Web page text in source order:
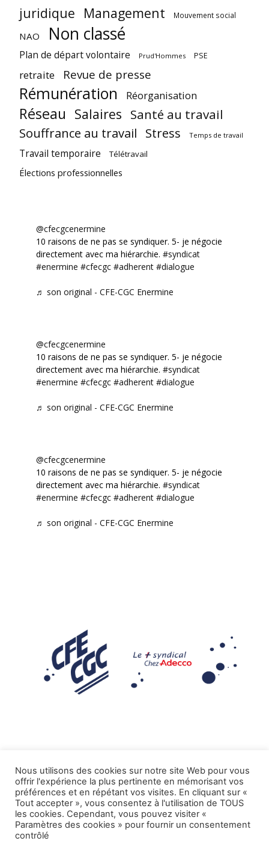
juridique Management Mouvement social
NAO Non classé
Plan de départ volontaire Prud'Hommes PSE
retraite Revue de presse
Rémunération Réorganisation
Réseau Salaires Santé au travail
Souffrance au travail Stress Temps de travail
Travail temporaire Télétravail
Élections professionnelles
@cfecgcenermine
10 raisons de ne pas se syndiquer. 5- je négocie
directement avec ma hiérarchie. #syndicat
#enermine #cfecgc #adherent #dialogue
♬ son original - CFE-CGC Enermine
@cfecgcenermine
10 raisons de ne pas se syndiquer. 5- je négocie
directement avec ma hiérarchie. #syndicat
#enermine #cfecgc #adherent #dialogue
♬ son original - CFE-CGC Enermine
@cfecgcenermine
10 raisons de ne pas se syndiquer. 5- je négocie
directement avec ma hiérarchie. #syndicat
#enermine #cfecgc #adherent #dialogue
♬ son original - CFE-CGC Enermine
Mentions légales
Tous droits réservés CFE-CGC ADECCO.
Nous utilisons des cookies sur notre site Web pour vous
offrir l'expérience la plus pertinente en mémorisant vos
préférences et en répétant vos visites. En cliquant sur «
Tout accepter », vous consentez à l'utilisation de TOUS
les cookies. Cependant, vous pouvez visiter «
Paramètres des cookies » pour fournir un consentement
contrôlé